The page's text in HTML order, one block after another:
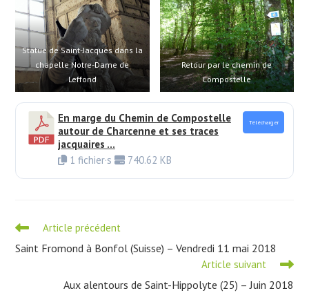
Statue de Saint-Jacques dans la
chapelle Notre-Dame de
Leffond
Retour par le chemin de
Compostelle
En marge du Chemin de Compostelle
autour de Charcenne et ses traces
jacquaires ...
1 fichier·s
740.62 KB
Télécharger
Read
articles
Article précédent
Saint Fromond à Bonfol (Suisse) – Vendredi 11 mai 2018
Article suivant
Aux alentours de Saint-Hippolyte (25) – Juin 2018